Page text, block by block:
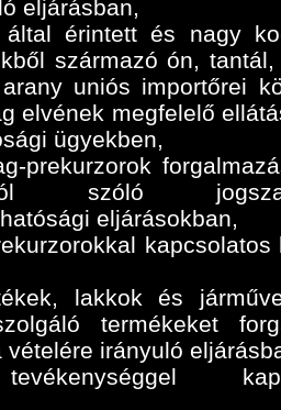
eljárásban,
érintett és nagy
származó ón,
uniós importőrei
elvének megfelelő
ügyekben,
prekurzorok
szóló
eljárásokban,
kapcsolatos
lakkok és
termékeket
vételére irányuló